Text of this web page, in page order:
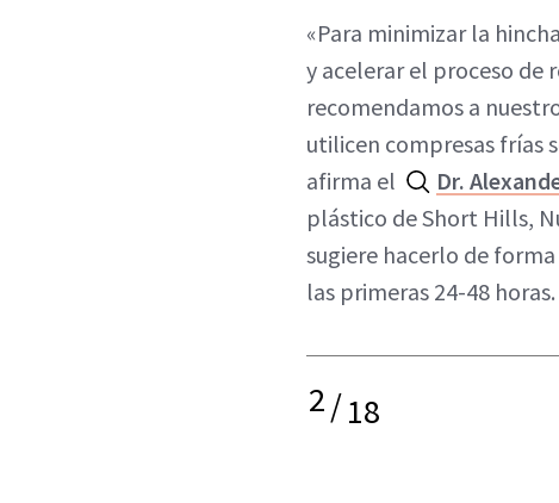
«Para minimizar la
y acelerar el proceso de
recomendamos a
utilicen compresas frías
afirma el
Dr.
plástico de Short Hills,
sugiere hacerlo de
las primeras 24-48 horas.
2/18